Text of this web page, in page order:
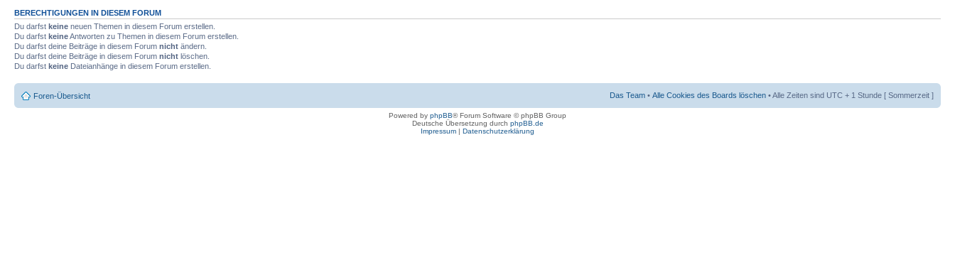
BERECHTIGUNGEN IN DIESEM FORUM
Du darfst keine neuen Themen in diesem Forum erstellen.
Du darfst keineAntworten zu Themen in diesem Forum erstellen.
Du darfst deine Beiträge in diesem Forum nicht ändern.
Du darfst deine Beiträge in diesem Forum nicht löschen.
Du darfst keine Dateianhänge in diesem Forum erstellen.
Foren-Übersicht Das Team • Alle Cookies des Boards löschen • Alle Zeiten sind UTC + 1 Stunde [ Sommerzeit ]
Powered by phpBB® Forum Software © phpBB Group
Deutsche Übersetzung durch phpBB.de
Impressum | Datenschutzerklärung